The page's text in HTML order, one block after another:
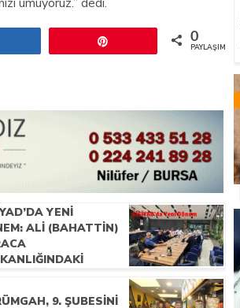
0
PAYLAŞIMLAR
YENI
ALI (BAHATTIN)
9. ŞUBESINI